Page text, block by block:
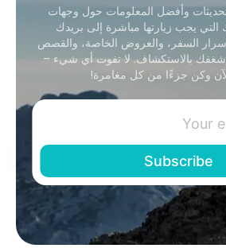
وأفضل المعلومات حول وجهات
التي يجب زيارتها مباشرة إلى بريدك
السفر، والعروض الخاصة، والقصص
شغفك بالاستكشاف. لا تفوت أي شيء –
وكن جزءًا من كل مغامرة!